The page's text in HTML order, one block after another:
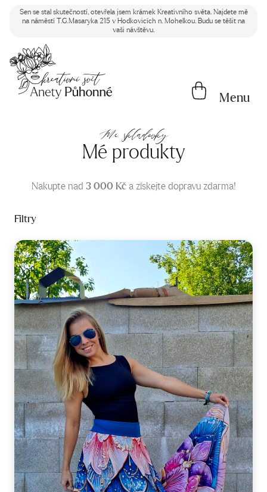
Sen se stal skutečností, otevřela jsem krámek Kreativního světa. Najdete mě
na náměstí T.G.Masaryka 215 v Hodkovicích n. Mohelkou. Budu se těšit na
vaši návštěvu.
Menu
Mé skladovky
Mé produkty
Nakupte nad 3 000 Kča získejte dopravu zdarma!
Filtry